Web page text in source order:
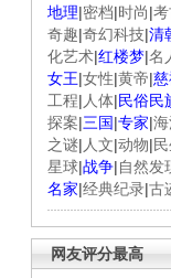
地理|密档|时尚|
奇趣|奇幻科技|清
化艺术|红楼梦|名
女王|女性|黄帝|
工程| 人体|民俗民
探案|三国|专家|
之谜| 人文|动物|
星球|战争|自然发
名家|经典纪录|古
网友评分最高